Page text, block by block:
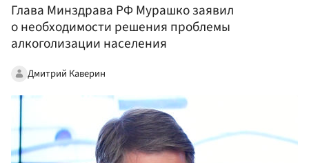
Глава Минздрава РФ Мурашко заявил
о необходимости решения проблемы
алкоголизации населения
Дмитрий Каверин